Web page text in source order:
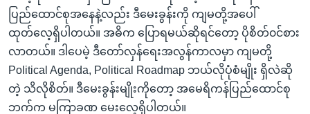
ပြည်‌ထောင်စုအနေနဲ့လည်း ဒီမေးခွန်းကို ကျမတို့အ‌ပေါ်
ထုတ်‌လေ့ရှိပါတယ်။ အဓိက ပြောရမယ်ဆိုရင်‌တော့ ပိုစိတ်၀င်‌စား
လာတယ်။ ဒါပေမဲ့ ဒီတော်လှန်‌ရေးအလွန်ကာလမှာ ကျမတို့
Political Agenda, Political Roadmap ဘယ်လိုပုံစံမျိုး ရှိလဲဆို
တဲ့ သိလိုစိတ်။ ဒီမေးခွန်းမျိုးကိုတော့ အမေရိကန်ပြည်ထောင်စု
ဘက်က မကြာခဏ မေးလေ့ရှိပါတယ်။